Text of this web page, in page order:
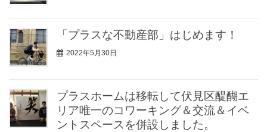
「プラスな不動産部」はじめます！
2022年5月30日
プラスホームは移転して伏見区醍醐エ
リア唯一のコワーキング＆交流＆イベ
ントスペースを併設しました。